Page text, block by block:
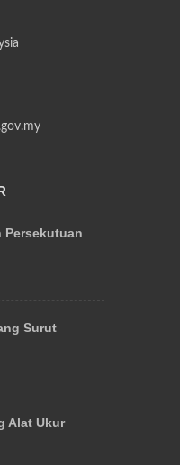
Persekutuan
Surut
Alat Ukur